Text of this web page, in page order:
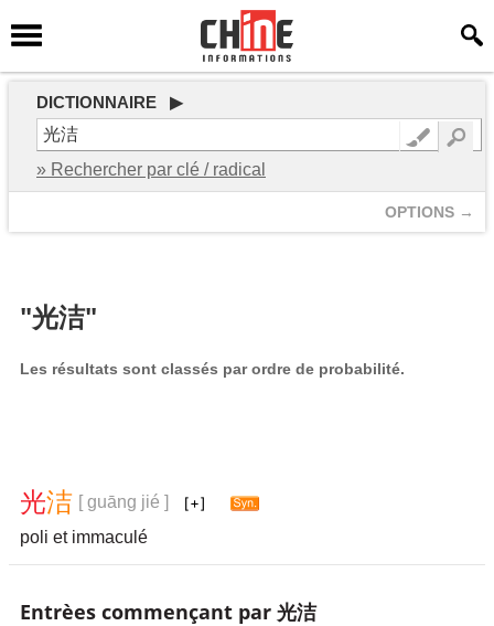
DICTIONNAIRE ▶
» Rechercher par clé / radical
OPTIONS →
"光洁"
Les résultats sont classés par ordre de probabilité.
光洁 [ guāng jié ]
poli et immaculé
Entrèes commençant par 光洁